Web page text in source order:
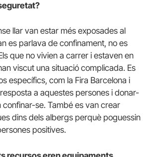
llar van estar més exposades al
es parlava de confinament, no es
que no vivien a carrer i estaven en
viscut una situació complicada. Es
específics, com la Fira Barcelona i
a aquestes persones i donar-
confinar-se. També es van crear
dins dels albergs perquè poguessin
positives.